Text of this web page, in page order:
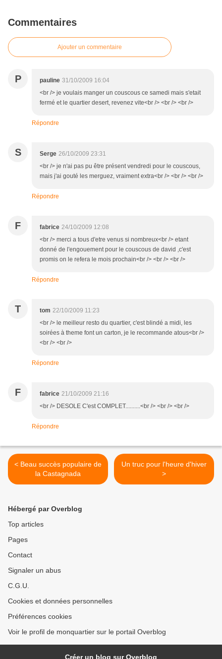
Commentaires
Ajouter un commentaire
P pauline 31/10/2009 16:04
<br /> je voulais manger un couscous ce samedi mais s'etait
fermé et le quartier desert, revenez vite<br /> <br /> <br />
Répondre
S Serge 26/10/2009 23:31
<br /> je n'ai pas pu être présent vendredi pour le couscous,
mais j'ai gouté les merguez, vraiment extra<br /> <br /> <br />
Répondre
F fabrice 24/10/2009 12:08
<br /> merci a tous d'etre venus si nombreux<br /> etant
donné de l'engouement pour le couscous de david ,c'est
promis on le refera le mois prochain<br /> <br /> <br />
Répondre
T tom 22/10/2009 11:23
<br /> le meilleur resto du quartier, c'est blindé a midi, les
soirées à theme font un carton, je le recommande atous<br />
<br /> <br />
Répondre
F fabrice 21/10/2009 21:16
<br /> DESOLE C'est COMPLET..........<br /> <br /> <br />
Répondre
< Beau succès populaire de
la Castagnada
Un truc pour l'heure d'hiver
>
Hébergé par Overblog
Top articles
Pages
Contact
Signaler un abus
C.G.U.
Cookies et données personnelles
Préférences cookies
Voir le profil de monquartier sur le portail Overblog
Créer un blog sur Overblog